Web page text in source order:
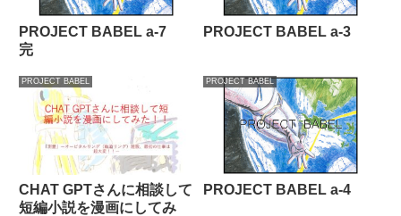
PROJECT BABEL a-7
完
PROJECT BABEL a-3
PROJECT BABEL
CHAT GPTさんに相談して
短編小説を漫画にしてみ
PROJECT BABEL
PROJECT BABEL a-4